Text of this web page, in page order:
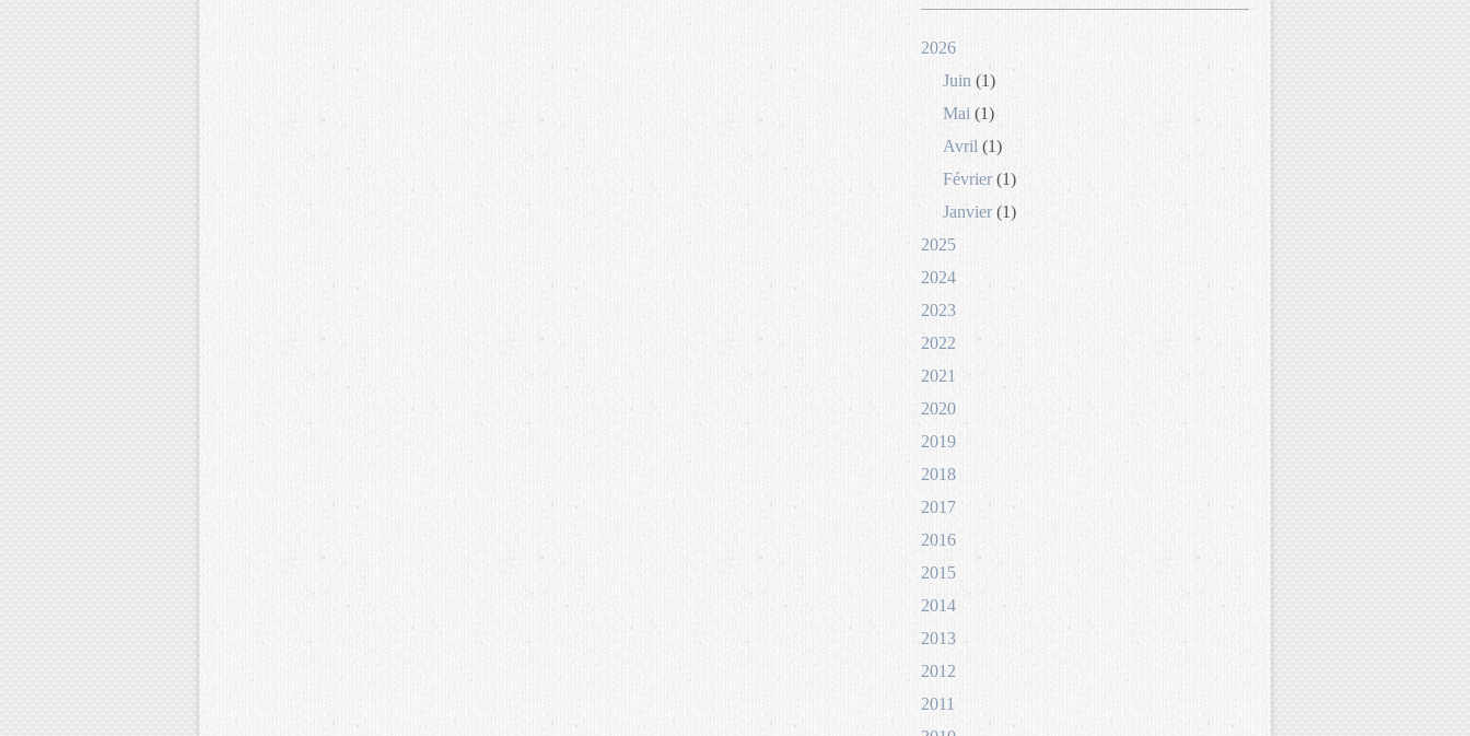
2026
Juin (1)
Mai (1)
Avril (1)
Février(1)
Janvier (1)
2025
2024
2023
2022
2021
2020
2019
2018
2017
2016
2015
2014
2013
2012
2011